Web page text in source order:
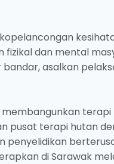
dan mental
asalkan
pusat terapi hutan
penyelidikan
di Sarawak